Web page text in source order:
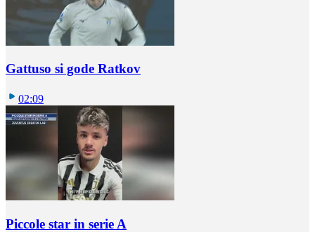
Gattuso si gode Ratkov
02:09
Piccole star in serie A